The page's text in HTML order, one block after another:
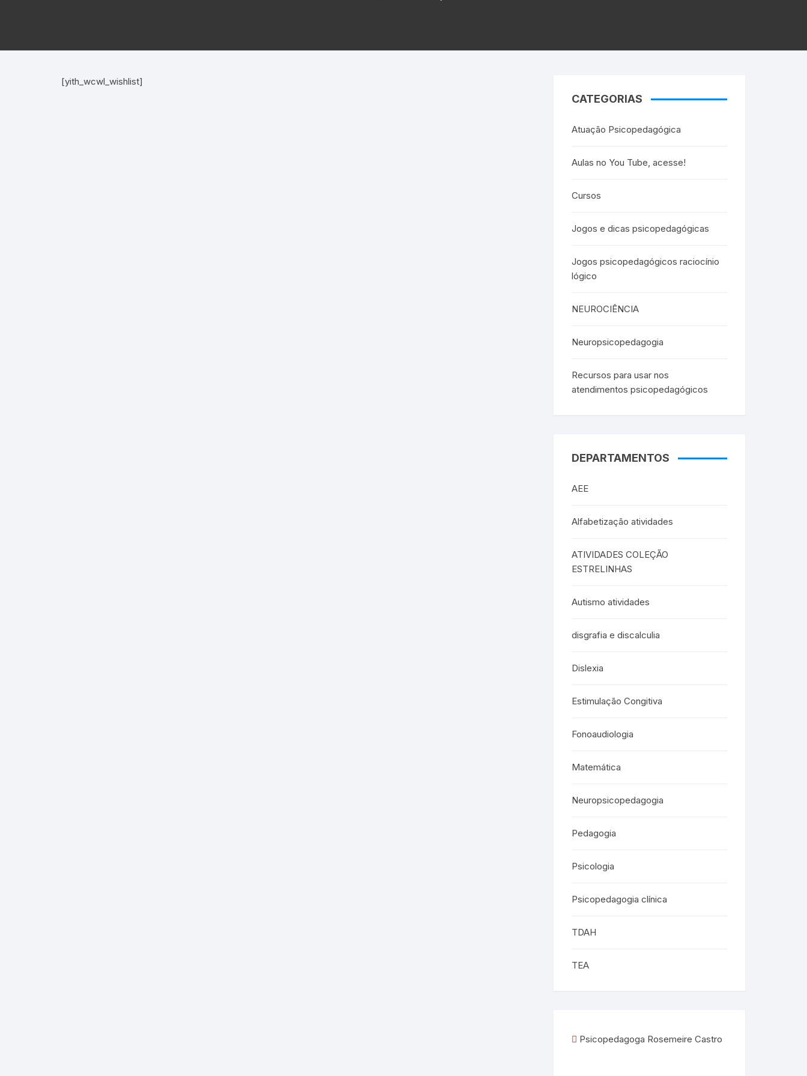
[yith_wcwl_wishlist]
CATEGORIAS
Atuação Psicopedagógica
Aulas no You Tube, acesse!
Cursos
Jogos e dicas psicopedagógicas
Jogos psicopedagógicos raciocínio
lógico
NEUROCIÊNCIA
Neuropsicopedagogia
Recursos para usar nos
atendimentos psicopedagógicos
DEPARTAMENTOS
AEE
Alfabetização atividades
ATIVIDADES COLEÇÃO
ESTRELINHAS
Autismo atividades
disgrafia e discalculia
Dislexia
Estimulação Congitiva
Fonoaudiologia
Matemática
Neuropsicopedagogia
Pedagogia
Psicologia
Psicopedagogia clínica
TDAH
TEA
Psicopedagoga Rosemeire Castro